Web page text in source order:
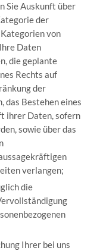
Sie Auskunft über
der
von
Daten
die geplante
Rechts auf
der
das Bestehen eines
ihrer Daten, sofern
sowie über das
verlangen;
die
Ihrer bei uns